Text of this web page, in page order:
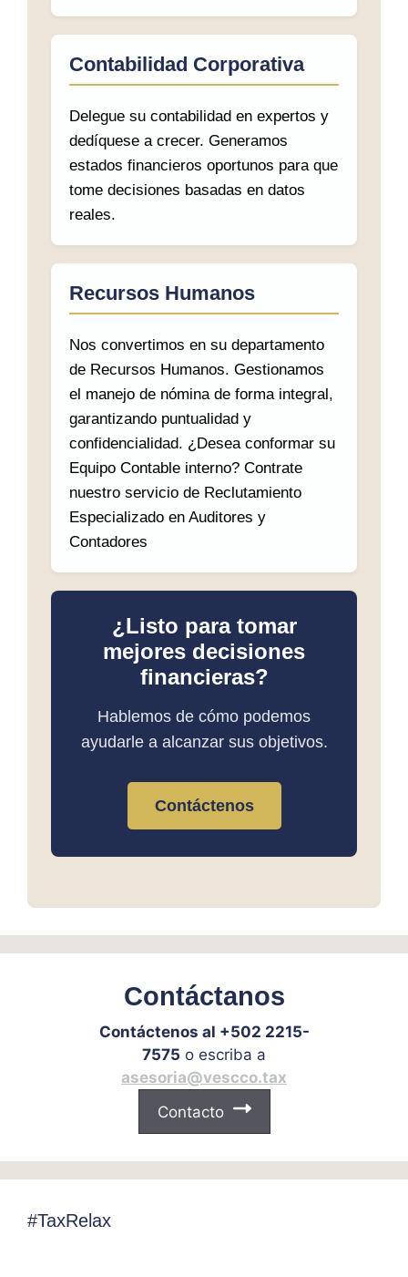
Contabilidad Corporativa
Delegue su contabilidad en expertos y
dedíquese a crecer. Generamos
estados financieros oportunos para que
tome decisiones basadas en datos
reales.
Recursos Humanos
Nos convertimos en su departamento
de Recursos Humanos. Gestionamos
el manejo de nómina de forma integral,
garantizando puntualidad y
confidencialidad. ¿Desea conformar su
Equipo Contable interno? Contrate
nuestro servicio de Reclutamiento
Especializado en Auditores y
Contadores
¿Listo para tomar
mejores decisiones
financieras?
Hablemos de cómo podemos
ayudarle a alcanzar sus objetivos.
Contáctenos
Contáctanos
Contáctenos al +502 2215-
7575 o escriba a
asesoria@vescco.tax
Contacto
#TaxRelax